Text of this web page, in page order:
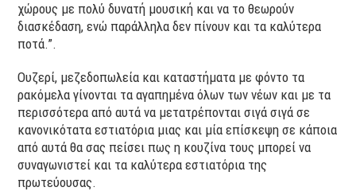
χώρους με πολύ δυνατή μουσική και να το θεωρούν
διασκέδαση, ενώ παράλληλα δεν πίνουν και τα καλύτερα
ποτά.”.
Ουζερί, μεζεδοπωλεία και καταστήματα με φόντο τα
ρακόμελα γίνονται τα αγαπημένα όλων των νέων και με τα
περισσότερα από αυτά να μετατρέπονται σιγά σιγά σε
κανονικότατα εστιατόρια μιας και μία επίσκεψη σε κάποια
από αυτά θα σας πείσει πως η κουζίνα τους μπορεί να
συναγωνιστεί και τα καλύτερα εστιατόρια της
πρωτεύουσας.